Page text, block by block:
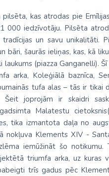
kas atrodas pie
000 iedzīvotāju. Pilsēta
un savu unikalitāti.
bāri, šaurās ieliņas, kas, kā
laukums (piazza Ganganelli).
arka, Koleģiālā baznīca,
tufa alas – tās ir tikai
joprojām ir skaidri
Malatestu
tika izmantota daļa no
Klements XIV -
iemūžināt šo
triumfa arka, uz kuras
trīs gadus pēc